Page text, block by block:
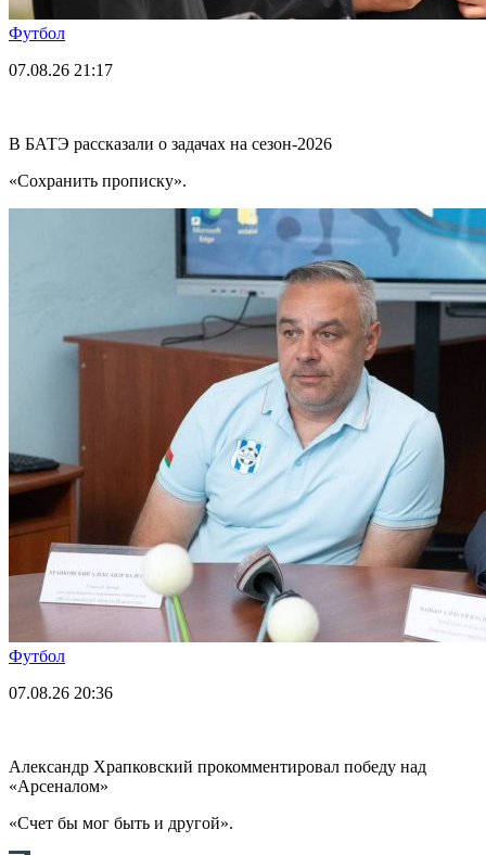
Футбол
07.08.26 21:17
В БАТЭ рассказали о задачах на сезон-2026
«Сохранить прописку».
Футбол
07.08.26 20:36
Александр Храпковский прокомментировал победу над
«Арсеналом»
«Счет бы мог быть и другой».